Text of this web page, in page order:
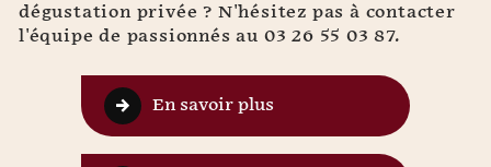
dégustation privée ? N'hésitez pas à contacter
l'équipe de passionnés au 03 26 55 03 87.
En savoir plus